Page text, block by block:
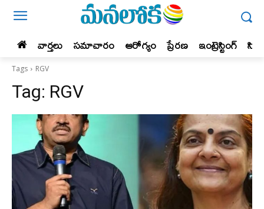
వార్తలు సమాచారం ఆరోగ్యం ప్రేర‌ణ‌ ఇంట్రెస్టింగ్‌
Tags RGV
Tag: RGV